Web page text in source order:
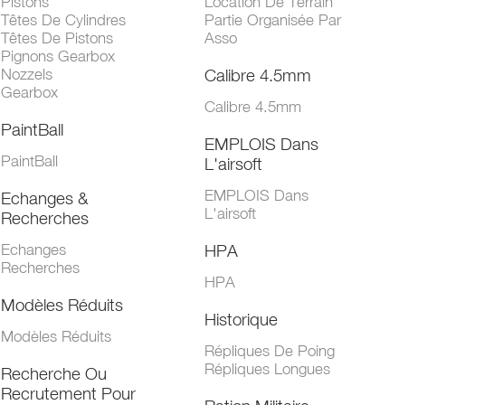
Têtes De Cylindres
Têtes De Pistons
Pignons Gearbox
Nozzels
Gearbox
PaintBall
PaintBall
Echanges &
Recherches
Echanges
Recherches
Modèles Réduits
Modèles Réduits
Recherche Ou
Recrutement Pour
Partie Organisée Par
Asso
Calibre 4.5mm
Calibre 4.5mm
EMPLOIS Dans
L'airsoft
EMPLOIS Dans
L'airsoft
HPA
HPA
Historique
Répliques De Poing
Répliques Longues